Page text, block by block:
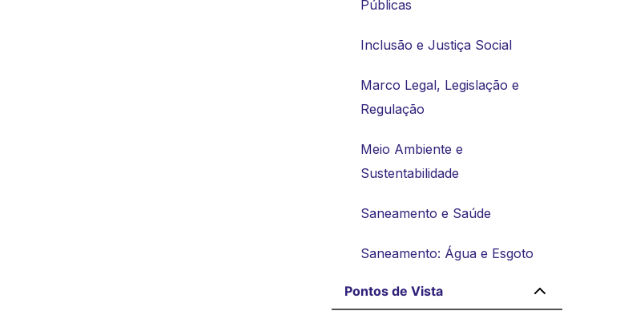
Públicas
Inclusão e Justiça Social
Marco Legal, Legislação e
Regulação
Meio Ambiente e
Sustentabilidade
Saneamento e Saúde
Saneamento: Água e Esgoto
Pontos de Vista